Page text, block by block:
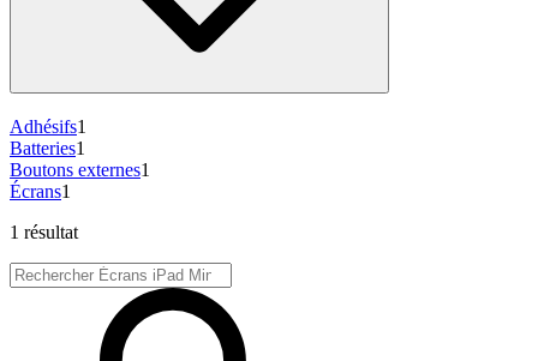
Adhésifs1
Batteries1
Boutons externes1
Écrans1
1 résultat